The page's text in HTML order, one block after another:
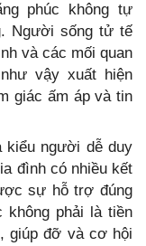
phúc không tự
Người sống tử tế
và các mối quan
vậy xuất hiện
giác ấm áp và tin
kiểu người dễ duy
đình có nhiều kết
sự hỗ trợ đúng
phải là tiền
giúp đỡ và cơ hội